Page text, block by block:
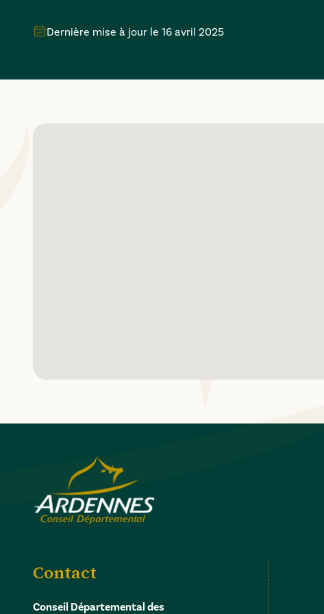
Dernière mise à jour le 16 avril 2025
Contact
Conseil Départemental des